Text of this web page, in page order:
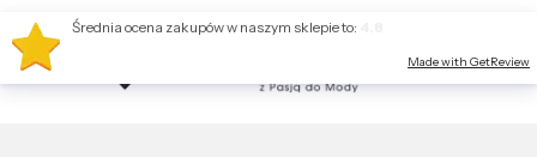
Średnia ocena zakupów w naszym sklepie to:
Made with GetReview